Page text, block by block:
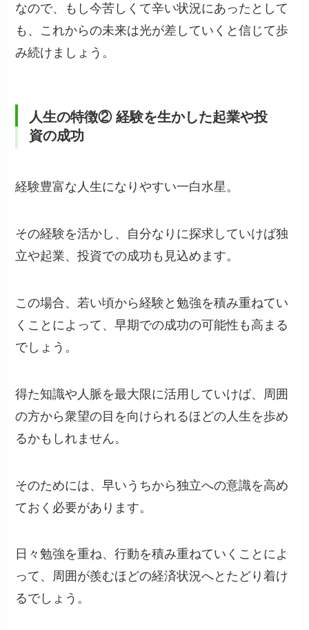
なので、もし今苦しくて辛い状況にあったとして
も、これからの未来は光が差していくと信じて歩
み続けましょう。
人生の特徴② 経験を生かした起業や投
資の成功
経験豊富な人生になりやすい一白水星。
その経験を活かし、自分なりに探求していけば独
立や起業、投資での成功も見込めます。
この場合、若い頃から経験と勉強を積み重ねてい
くことによって、早期での成功の可能性も高まる
でしょう。
得た知識や人脈を最大限に活用していけば、周囲
の方から衆望の目を向けられるほどの人生を歩め
るかもしれません。
そのためには、早いうちから独立への意識を高め
ておく必要があります。
日々勉強を重ね、行動を積み重ねていくことによ
って、周囲が羨むほどの経済状況へとたどり着け
るでしょう。